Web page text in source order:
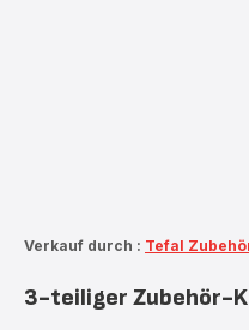
Verkauf durch : Tefal
3-teiliger Zubehör-